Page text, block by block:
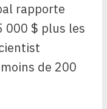
rapporte
000 $ plus les
de 200